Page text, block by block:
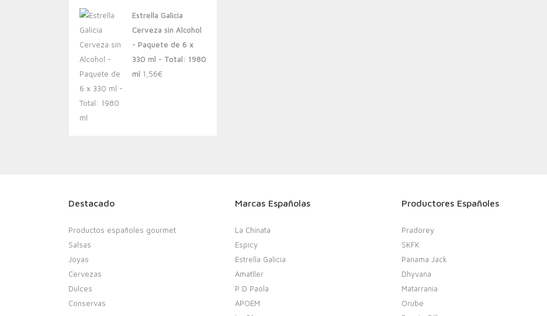
Estrella Galicia
Cerveza sin Alcohol
- Paquete de 6 x
330 ml - Total: 1980
ml 1,56€
Destacado
Productos españoles gourmet
Salsas
Joyas
Cervezas
Dulces
Conservas
Marcas Españolas
La Chinata
Espicy
Estrella Galicia
Amatller
P D Paola
APOEM
Productores Españoles
Pradorey
SKFK
Panama Jack
Dhyvana
Matarrania
Orube